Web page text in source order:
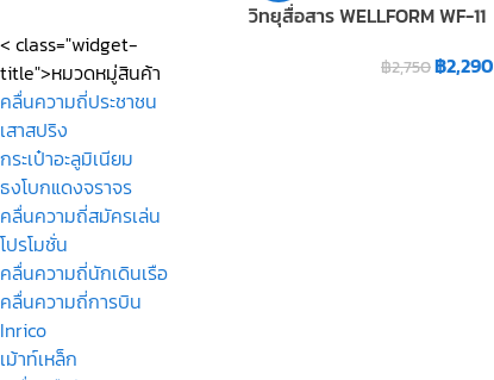
< class="widget-
title">หมวดหมู่สินค้า
คลื่นความถี่ประชาชน
เสาสปริง
กระเป๋าอะลูมิเนียม
ธงโบกแดงจราจร
คลื่นความถี่สมัครเล่น
โปรโมชั่น
คลื่นความถี่นักเดินเรือ
คลื่นความถี่การบิน
Inrico
เม้าท์เหล็ก
วิทยุสื่อสาร WELLFORM WF-11
฿2,750฿2,290